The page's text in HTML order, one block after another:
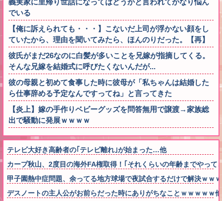
義実家に里帰り世話になってはどうかと言われてかなり悩ん
でいる
【俺に訴えられても・・・】こないだ上司が浮かない顔をし
ていたから、理由を聞いてみたら、ほんのりだった。【再】
彼氏がまだ26なのに白髪が多いことを兄嫁が指摘してくる。
そんな兄嫁を結婚式に呼びたくないんだが...
彼の母親と初めて食事した時に彼母が「私ちゃんは結婚した
ら仕事辞める予定なんですってね」と言ってきた
【炎上】嫁の手作りベビーグッズを問答無用で譲渡→家族総
出で騒動に発展ｗｗｗｗ
テレビ大好き高齢者の｢テレビ離れ｣が始まった…他
カープ秋山、2度目の海外FA権取得！｢それくらいの年齢までやって
甲子園熱中症問題、余ってる地方球場で夜試合するだけで解決ｗｗ
デスノートの主人公がお前らだった時にありがちなことｗｗｗｗｗ他